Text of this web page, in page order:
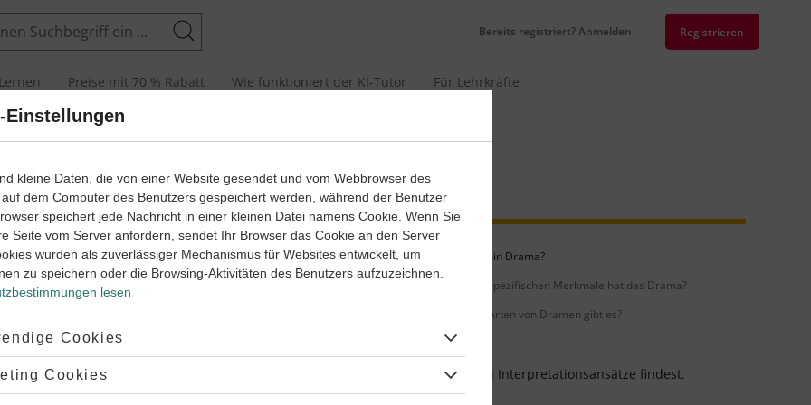
Bereits registriert? Anmelden Registrieren
Suchen
Preise mit 70 % Rabatt Wie funktioniert der KI-Tutor Für Lehrkräfte
Was ist ein Drama?
Welche spezifischen Merkmale hat das Drama?
Welche Arten von Dramen gibt es?
Drama?
gehört zur literarischen Gattung Dramatik. Das Wort leitet sich
Merkmale auszeichnet.
Lernwegen zum Drama erklären wir dir, was du analysieren kannst und wie du Interpretationsansätze findest.
Einstellungen
kleine Daten, die von einer Website gesendet und vom Webbrowser des
dem Computer des Benutzers gespeichert werden, während der Benutzer
speichert jede Nachricht in einer kleinen Datei namens Cookie. Wenn Sie
Seite vom Server anfordern, sendet Ihr Browser das Cookie an den Server
wurden als zuverlässiger Mechanismus für Websites entwickelt, um
zu speichern oder die Browsing-Aktivitäten des Benutzers aufzuzeichnen.
lesen
Cookies
Cookies